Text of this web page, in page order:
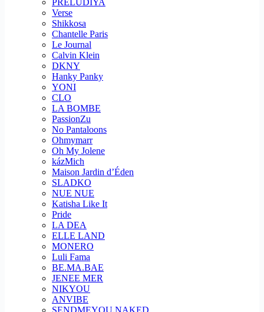
PRELUDIYA
Verse
Shikkosa
Chantelle Paris
Le Journal
Calvin Klein
DKNY
Hanky Panky
YONI
CLO
LA BOMBE
PassionZu
No Pantaloons
Ohmymarr
Oh My Jolene
kázMich
Maison Jardin d’Éden
SLADKO
NUE NUE
Katisha Like It
Pride
LA DEA
ELLE LAND
MONERO
Luli Fama
BE.MA.BAE
JENEE MER
NIKYOU
ANVIBE
SENDMEYOU.NAKED